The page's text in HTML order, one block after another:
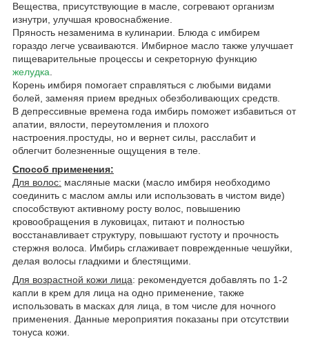
Вещества, присутствующие в масле, согревают организм
изнутри, улучшая кровоснабжение.
Пряность незаменима в кулинарии. Блюда с имбирем
гораздо легче усваиваются. Имбирное масло также улучшает
пищеварительные процессы и секреторную функцию
желудка.
Корень имбиря помогает справляться с любыми видами
болей, заменяя прием вредных обезболивающих средств.
В депрессивные времена года имбирь поможет избавиться от
апатии, вялости, переутомления и плохого
настроения.простуды, но и вернет силы, расслабит и
облегчит болезненные ощущения в теле.
Способ применения:
Для волос: масляные маски (масло имбиря необходимо
соединить с маслом амлы или использовать в чистом виде)
способствуют активному росту волос, повышению
кровообращения в луковицах, питают и полностью
восстанавливает структуру, повышают густоту и прочность
стержня волоса. Имбирь сглаживает поврежденные чешуйки,
делая волосы гладкими и блестящими.
Для возрастной кожи лица: рекомендуется добавлять по 1-2
капли в крем для лица на одно применение, также
использовать в масках для лица, в том числе для ночного
применения. Данные мероприятия показаны при отсутствии
тонуса кожи.